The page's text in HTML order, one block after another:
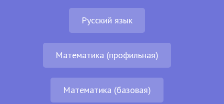
Русский язык
Математика (профильная)
Математика (базовая)